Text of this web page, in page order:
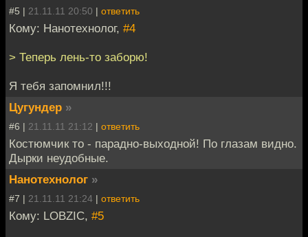
#5 | 21.11.11 20:50 | ответить
Кому: Нанотехнолог, #4
> Теперь лень-то заборю!
Я тебя запомнил!!!
Цугундер »
#6 | 21.11.11 21:12 | ответить
Костюмчик то - парадно-выходной! По глазам видно.
Дырки неудобные.
Нанотехнолог »
#7 | 21.11.11 21:24 | ответить
Кому: LOBZIC, #5